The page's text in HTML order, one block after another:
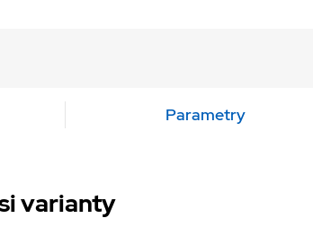
Parametry
varianty